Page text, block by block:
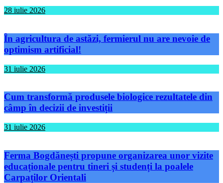
28 iulie 2026
În agricultura de astăzi, fermierul nu are nevoie de
optimism artificial!
31 iulie 2026
Cum transformă produsele biologice rezultatele din
câmp în decizii de investiții
31 iulie 2026
Ferma Bogdănești propune organizarea unor vizite
educaționale pentru tineri și studenți la poalele
Carpaților Orientali